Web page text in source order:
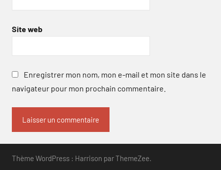
Site web
Enregistrer mon nom, mon e-mail et mon site dans le
navigateur pour mon prochain commentaire.
Thème WordPress : Harrison par ThemeZee.